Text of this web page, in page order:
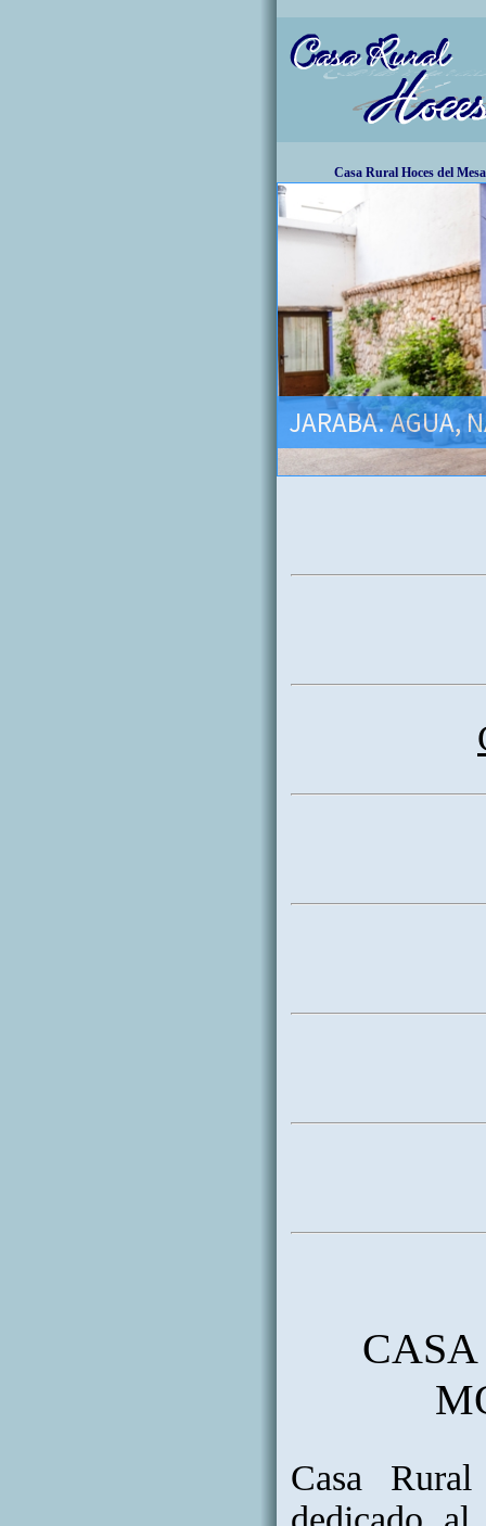
Casa Rural Hoces del
JARABA. AGUA,
Casa